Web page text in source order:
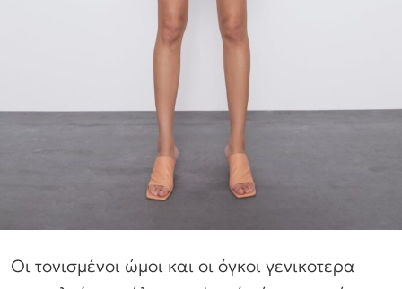
Οι τονισμένοι ώμοι και οι όγκοι γενικοτερα